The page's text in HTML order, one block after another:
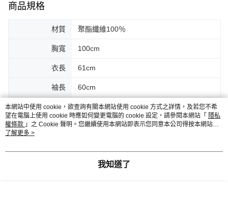
商品規格
材質 聚酯纖維100％
胸寬 100cm
衣長 61cm
袖長 60cm
肩寬 35cm
底寬 55cm
本網站中使用 cookie，欲查詢有關本網站使用 cookie 方式之詳情，及若您不希
望在電腦上使用 cookie 時應如何變更電腦的 cookie 設定，請參閱本網站「 隱私
權條款 」之 Cookie 聲明。您繼續使用本網站即表示您同意本公司得按本網站使
用條款之 Cookie 聲明使用 cookie。
了解更多 >
我知道了